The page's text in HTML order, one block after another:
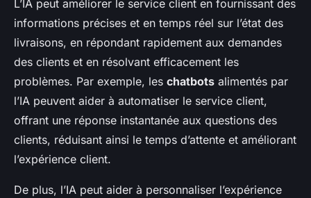
L’IA peut améliorer le service client en fournissant des
informations précises et en temps réel sur l’état des
livraisons, en répondant rapidement aux demandes
des clients et en résolvant efficacement les
problèmes. Par exemple, les chatbots alimentés par
l’IA peuvent aider à automatiser le service client,
offrant une réponse instantanée aux questions des
clients, réduisant ainsi le temps d’attente et améliorant
l’expérience client.
De plus, l’IA peut aider à personnaliser l’expérience